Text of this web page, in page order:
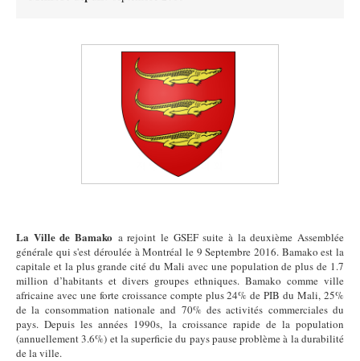
La Ville de Bamako a rejoint le GSEF suite à la deuxième Assemblée
générale qui s'est déroulée à Montréal le 9 Septembre 2016. Bamako est la
capitale et la plus grande cité du Mali avec une population de plus de 1.7
million d’habitants et divers groupes ethniques. Bamako comme ville
africaine avec une forte croissance compte plus 24% de PIB du Mali, 25%
de la consommation nationale and 70% des activités commerciales du
pays. Depuis les années 1990s, la croissance rapide de la population
(annuellement 3.6%) et la superficie du pays pause problème à la durabilité
de la ville.